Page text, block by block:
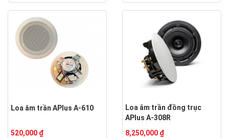
Loa âm trần APlus A-610
520,000 ₫
Loa âm trần đồng trục
APlus A-308R
8,250,000 ₫